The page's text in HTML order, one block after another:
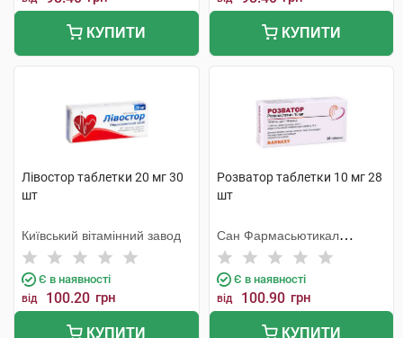
КУПИТИ КУПИТИ
Лівостор таблетки 20 мг 30
шт
Київський вітамінний завод
Є в наявності
від 100.20 грн
КУПИТИ
Розватор таблетки 10 мг 28
шт
Сан Фармасьютикал
Індастріз
Є в наявності
від 100.90 грн
КУПИТИ